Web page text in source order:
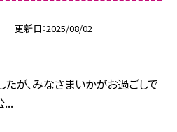
更新日 2025/08/02
が、みなさまいかがお過ごしで
...